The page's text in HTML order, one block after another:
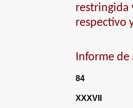
restringida
respectivo
Informe de
84
XXXVII